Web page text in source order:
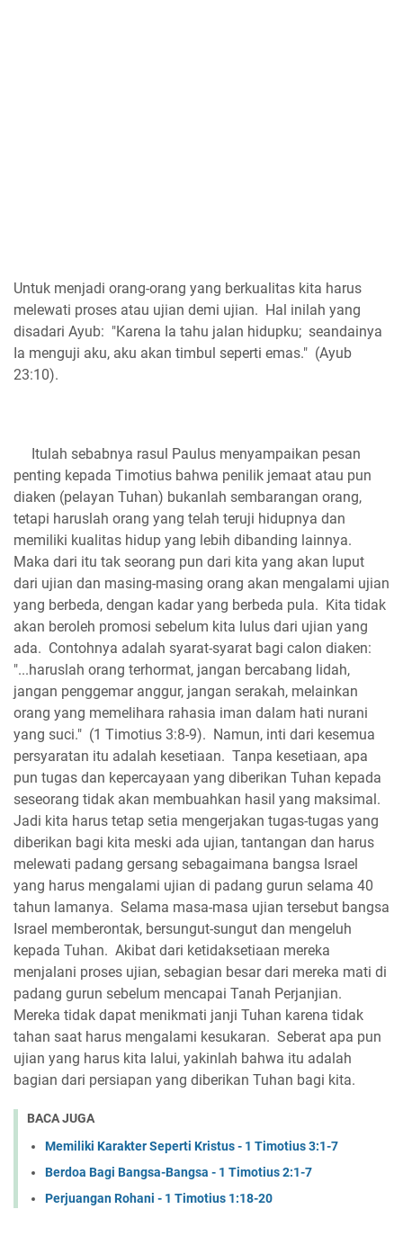
Untuk menjadi orang-orang yang berkualitas kita harus
melewati proses atau ujian demi ujian. Hal inilah yang
disadari Ayub: "Karena Ia tahu jalan hidupku; seandainya
Ia menguji aku, aku akan timbul seperti emas." (Ayub
23:10).
Itulah sebabnya rasul Paulus menyampaikan pesan
penting kepada Timotius bahwa penilik jemaat atau pun
diaken (pelayan Tuhan) bukanlah sembarangan orang,
tetapi haruslah orang yang telah teruji hidupnya dan
memiliki kualitas hidup yang lebih dibanding lainnya.
Maka dari itu tak seorang pun dari kita yang akan luput
dari ujian dan masing-masing orang akan mengalami ujian
yang berbeda, dengan kadar yang berbeda pula. Kita tidak
akan beroleh promosi sebelum kita lulus dari ujian yang
ada. Contohnya adalah syarat-syarat bagi calon diaken:
"...haruslah orang terhormat, jangan bercabang lidah,
jangan penggemar anggur, jangan serakah, melainkan
orang yang memelihara rahasia iman dalam hati nurani
yang suci." (1 Timotius 3:8-9). Namun, inti dari kesemua
persyaratan itu adalah kesetiaan. Tanpa kesetiaan, apa
pun tugas dan kepercayaan yang diberikan Tuhan kepada
seseorang tidak akan membuahkan hasil yang maksimal.
Jadi kita harus tetap setia mengerjakan tugas-tugas yang
diberikan bagi kita meski ada ujian, tantangan dan harus
melewati padang gersang sebagaimana bangsa Israel
yang harus mengalami ujian di padang gurun selama 40
tahun lamanya. Selama masa-masa ujian tersebut bangsa
Israel memberontak, bersungut-sungut dan mengeluh
kepada Tuhan. Akibat dari ketidaksetiaan mereka
menjalani proses ujian, sebagian besar dari mereka mati di
padang gurun sebelum mencapai Tanah Perjanjian.
Mereka tidak dapat menikmati janji Tuhan karena tidak
tahan saat harus mengalami kesukaran. Seberat apa pun
ujian yang harus kita lalui, yakinlah bahwa itu adalah
bagian dari persiapan yang diberikan Tuhan bagi kita.
BACA JUGA
Memiliki Karakter Seperti Kristus - 1 Timotius 3:1-7
Berdoa Bagi Bangsa-Bangsa - 1 Timotius 2:1-7
Perjuangan Rohani - 1 Timotius 1:18-20